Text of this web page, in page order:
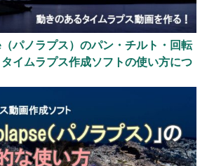
パノラプス）のパン・チルト・回転
イムラプス作成ソフトの使い方につ